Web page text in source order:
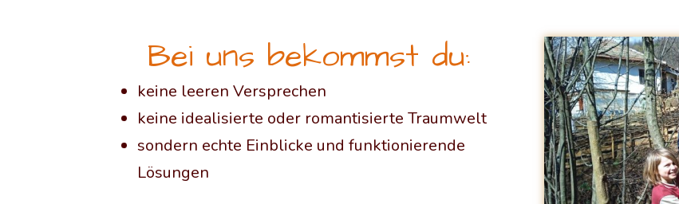
Bei uns bekommst du:
keine leeren Versprechen
keine idealisierte oder romantisierte Traumwelt
sondern echte Einblicke und funktionierende
Lösungen